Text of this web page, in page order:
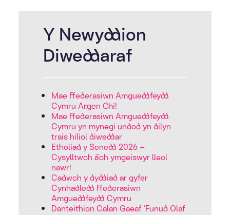
Y Newyddion
Diweddaraf
Mae Ffederasiwn Amgueddfeydd
Cymru Angen Chi!
Mae Ffederasiwn Amgueddfeydd
Cymru yn mynegi undod yn dilyn
trais hiliol diweddar
Etholiad y Senedd 2026 –
Cysylltwch â’ch ymgeiswyr lleol
nawr!
Cadwch y dyddiad ar gyfer
Cynhadledd Ffederasiwn
Amgueddfeydd Cymru
Danteithion Calan Gaeaf ‘Funud Olaf